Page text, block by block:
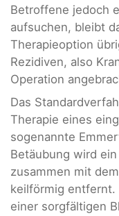
Betroffene jedoch
aufsuchen, bleibt
Therapieoption
Rezidiven, also
Operation
Das
Therapie eines
sogenannte
Betäubung wird
zusammen mit
keilförmig entfernt.
einer sorgfältigen